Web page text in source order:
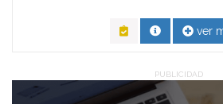
ver
PUBLICIDAD